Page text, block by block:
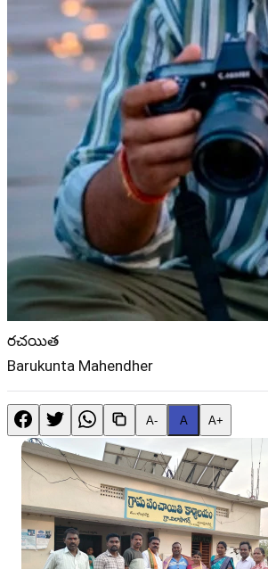
రచయిత
Barukunta Mahendher
A- A A+